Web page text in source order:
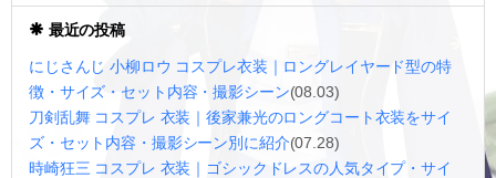
最近の投稿
にじさんじ 小柳ロウ コスプレ衣装｜ロングレイヤード型の特
徴・サイズ・セット内容・撮影シーン(08.03)
刀剣乱舞 コスプレ 衣装｜後家兼光のロングコート衣装をサイ
ズ・セット内容・撮影シーン別に紹介(07.28)
時崎狂三 コスプレ 衣装｜ゴシックドレスの人気タイプ・サイ